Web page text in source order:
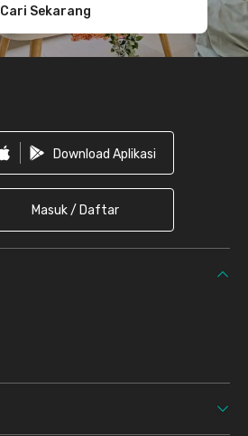
Cari Sekarang
Download Aplikasi
Masuk / Daftar